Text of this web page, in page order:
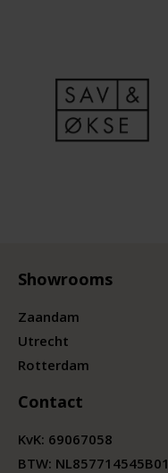
Showrooms
Zaandam
Utrecht
Rotterdam
Contact
KvK: 69067058
BTW: NL857714545B01